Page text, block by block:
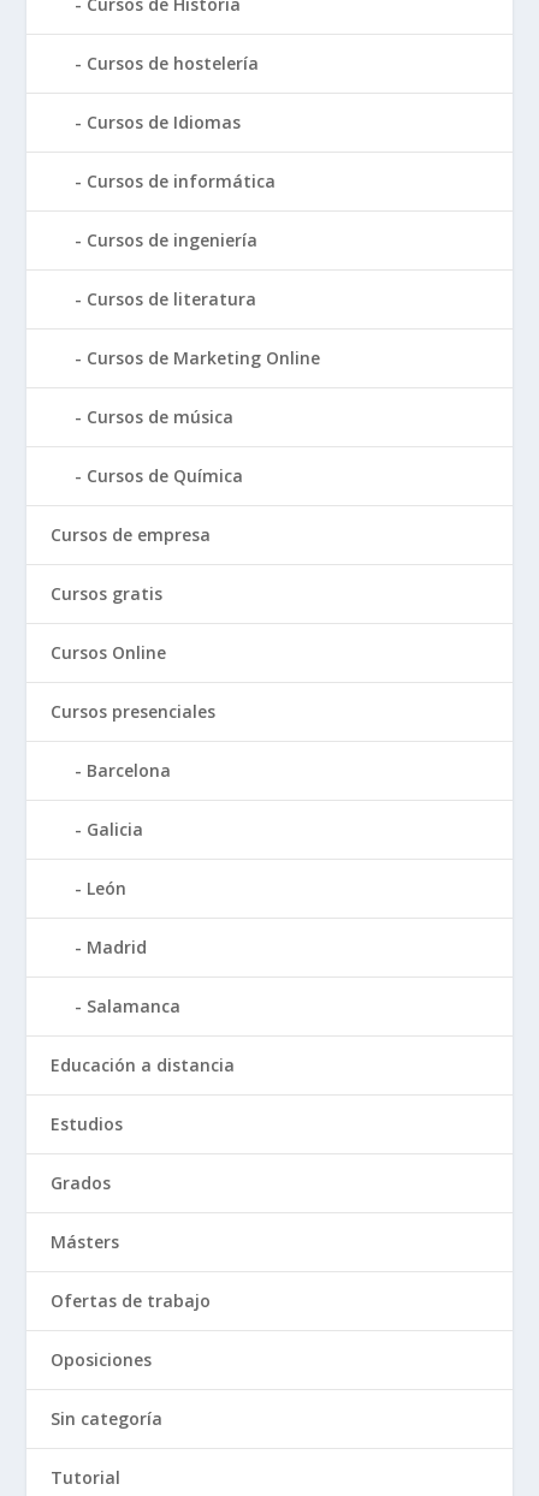
Cursos de Historia
Cursos de hostelería
Cursos de Idiomas
Cursos de informática
Cursos de ingeniería
Cursos de literatura
Cursos de Marketing Online
Cursos de música
Cursos de Química
Cursos de empresa
Cursos gratis
Cursos Online
Cursos presenciales
Barcelona
Galicia
León
Madrid
Salamanca
Educación a distancia
Estudios
Grados
Másters
Ofertas de trabajo
Oposiciones
Sin categoría
Tutorial